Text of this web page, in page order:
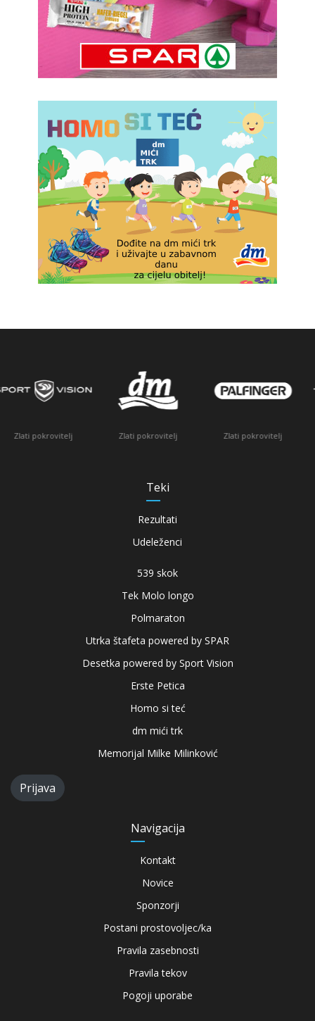
Zlati pokrovitelj Zlati pokrovitelj
Teki
Rezultati
Udeleženci
539 skok
Tek Molo longo
Polmaraton
Utrka štafeta powered by SPAR
Desetka powered by Sport Vision
Erste Petica
Homo si teć
dm mići trk
Memorijal Milke Milinković
Prijava
Navigacija
Kontakt
Novice
Sponzorji
Postani prostovoljec/ka
Pravila zasebnosti
Pravila tekov
Pogoji uporabe